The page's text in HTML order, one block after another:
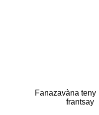
Fanazavàna teny
frantsay